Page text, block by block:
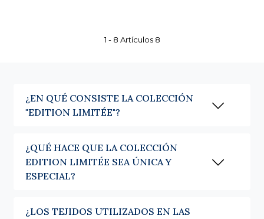
1 - 8 Artículos 8
¿EN QUÉ CONSISTE LA COLECCIÓN
"EDITION LIMITÉE"?
¿QUÉ HACE QUE LA COLECCIÓN
EDITION LIMITÉE SEA ÚNICA Y
ESPECIAL?
¿LOS TEJIDOS UTILIZADOS EN LAS